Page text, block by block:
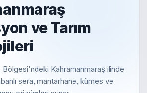
ve Tarım
Kahramanmaraş ilinde
sera, mantarhane, kümes ve